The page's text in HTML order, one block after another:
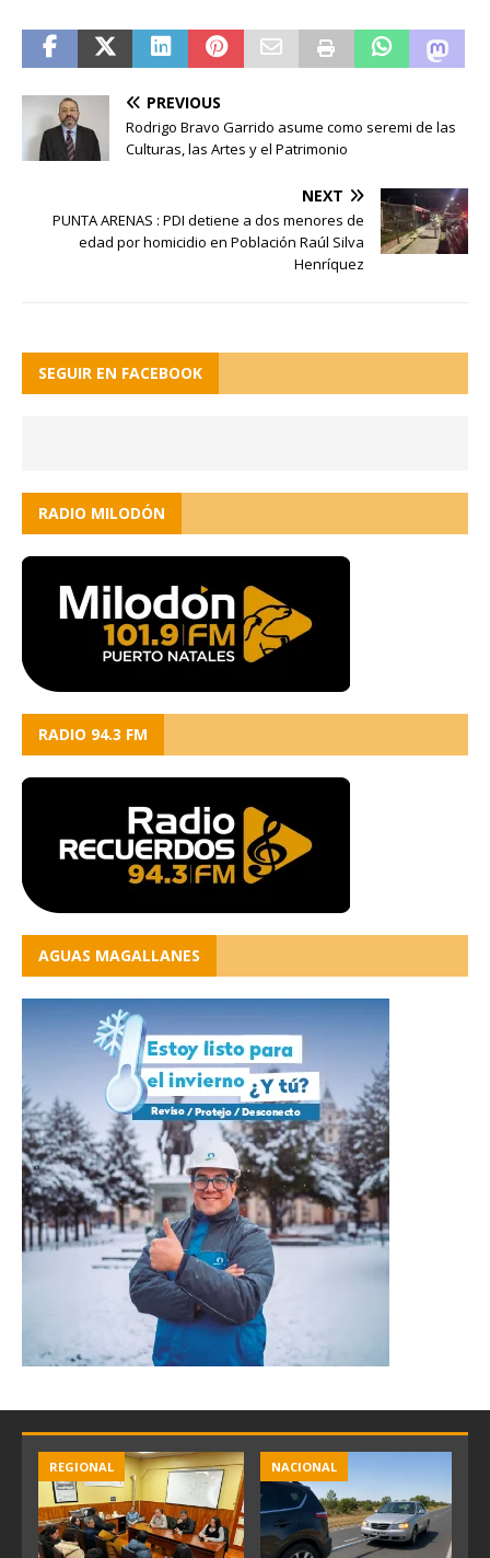
PREVIOUS
Rodrigo Bravo Garrido asume como seremi de las
Culturas, las Artes y el Patrimonio
NEXT
PUNTA ARENAS : PDI detiene a dos menores de
edad por homicidio en Población Raúl Silva
Henríquez
SEGUIR EN FACEBOOK
RADIO MILODÓN
RADIO 94.3 FM
AGUAS MAGALLANES
REGIONAL NACIONAL